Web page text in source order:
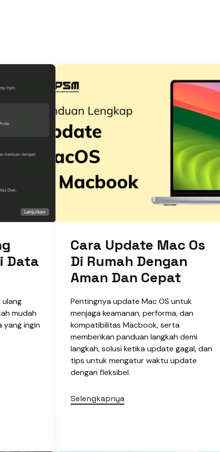
Data
ulang
mudah
yang ingin
Cara Update Mac Os
Di Rumah Dengan
Aman Dan Cepat
Pentingnya update Mac OS untuk
menjaga keamanan, performa, dan
kompatibilitas Macbook, serta
memberikan panduan langkah demi
langkah, solusi ketika update gagal, dan
tips untuk mengatur waktu update
dengan fleksibel.
Selengkapnya